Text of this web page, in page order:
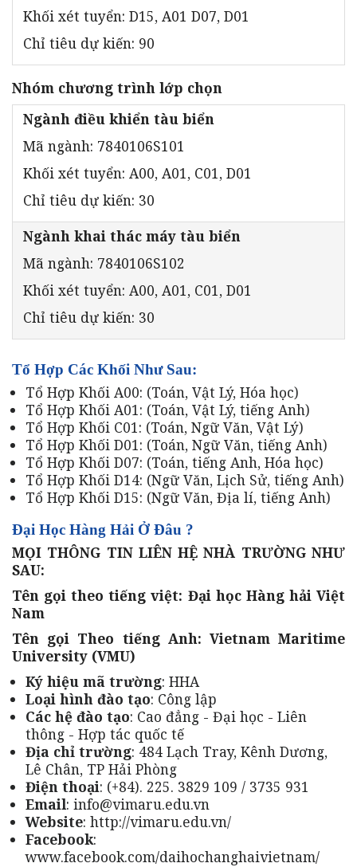
Khối xét tuyển: D15, A01 D07, D01
Chỉ tiêu dự kiến: 90
Nhóm chương trình lớp chọn
Ngành điều khiển tàu biển
Mã ngành: 7840106S101
Khối xét tuyển: A00, A01, C01, D01
Chỉ tiêu dự kiến: 30
Ngành khai thác máy tàu biển
Mã ngành: 7840106S102
Khối xét tuyển: A00, A01, C01, D01
Chỉ tiêu dự kiến: 30
Tổ Hợp Các Khối Như Sau:
Tổ Hợp Khối A00: (Toán, Vật Lý, Hóa học)
Tổ Hợp Khối A01: (Toán, Vật Lý, tiếng Anh)
Tổ Hợp Khối C01: (Toán, Ngữ Văn, Vật Lý)
Tổ Hợp Khối D01: (Toán, Ngữ Văn, tiếng Anh)
Tổ Hợp Khối D07: (Toán, tiếng Anh, Hóa học)
Tổ Hợp Khối D14: (Ngữ Văn, Lịch Sử, tiếng Anh)
Tổ Hợp Khối D15: (Ngữ Văn, Địa lí, tiếng Anh)
Đại Học Hàng Hải Ở Đâu ?
MỌI THÔNG TIN LIÊN HỆ NHÀ TRƯỜNG NHƯ
SAU:
Tên gọi theo tiếng việt: Đại học Hàng hải Việt
Nam
Tên gọi Theo tiếng Anh: Vietnam Maritime
University (VMU)
Ký hiệu mã trường: HHA
Loại hình đào tạo: Công lập
Các hệ đào tạo: Cao đẳng - Đại học - Liên
thông - Hợp tác quốc tế
Địa chỉ trường: 484 Lạch Tray, Kênh Dương,
Lê Chân, TP Hải Phòng
Điện thoại: (+84). 225. 3829 109 / 3735 931
Email: info@vimaru.edu.vn
Website: http://vimaru.edu.vn/
Facebook:
www.facebook.com/daihochanghaivietnam/